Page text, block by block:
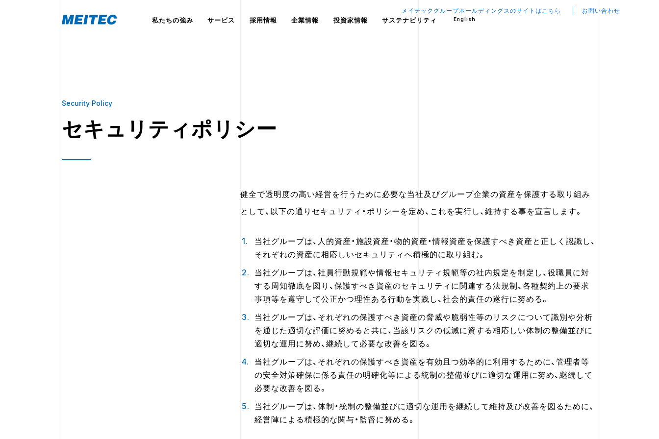
私たちの強み サービス 採用情報 企業情報 投資家情報 サステナビリティ English
メイテックグループホールディングスのサイトはこちら お問い合わせ
Security Policy
セキュリティポリシー
健全で透明度の高い経営を行うために必要な当社及びグループ企業の資産を保護する取り組み
として、以下の通りセキュリティ・ポリシーを定め、これを実行し、維持する事を宣言します。
当社グループは、人的資産・施設資産・物的資産・情報資産を保護すべき資産と正しく認識し、
それぞれの資産に相応しいセキュリティへ積極的に取り組む。
当社グループは、社員行動規範や情報セキュリティ規範等の社内規定を制定し、役職員に対
する周知徹底を図り、保護すべき資産のセキュリティに関連する法規制、各種契約上の要求
事項等を遵守して公正かつ理性ある行動を実践し、社会的責任の遂行に努める。
当社グループは、それぞれの保護すべき資産の脅威や脆弱性等のリスクについて識別や分析
を通じた適切な評価に努めると共に、当該リスクの低減に資する相応しい体制の整備並びに
適切な運用に努め、継続して必要な改善を図る。
当社グループは、それぞれの保護すべき資産を有効且つ効率的に利用するために、管理者等
の安全対策確保に係る責任の明確化等による統制の整備並びに適切な運用に努め、継続して
必要な改善を図る。
当社グループは、体制・統制の整備並びに適切な運用を継続して維持及び改善を図るために、
経営陣による積極的な関与・監督に努める。